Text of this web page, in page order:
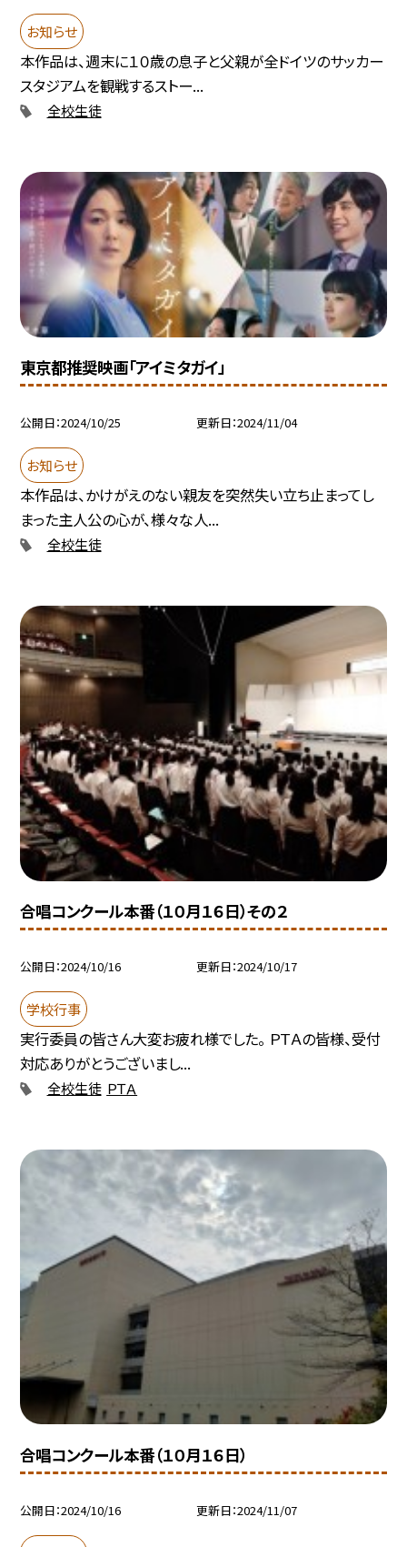
お知らせ
本作品は、週末に１０歳の息子と父親が全ドイツのサッカー
スタジアムを観戦するストー...
全校生徒
東京都推奨映画「アイミタガイ」
公開日 2024/10/25 更新日 2024/11/04
お知らせ
本作品は、かけがえのない親友を突然失い立ち止まってし
まった主人公の心が、様々な人...
全校生徒
合唱コンクール本番（１０月１６日）その２
公開日 2024/10/16 更新日 2024/10/17
学校行事
実行委員の皆さん大変お疲れ様でした。 ＰＴＡの皆様、受付
対応ありがとうございまし...
全校生徒 ＰＴＡ
合唱コンクール本番（１０月１６日）
公開日 2024/10/16 更新日 2024/11/07